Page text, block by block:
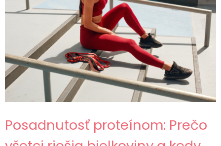
Posadnutosť proteínom: Prečo